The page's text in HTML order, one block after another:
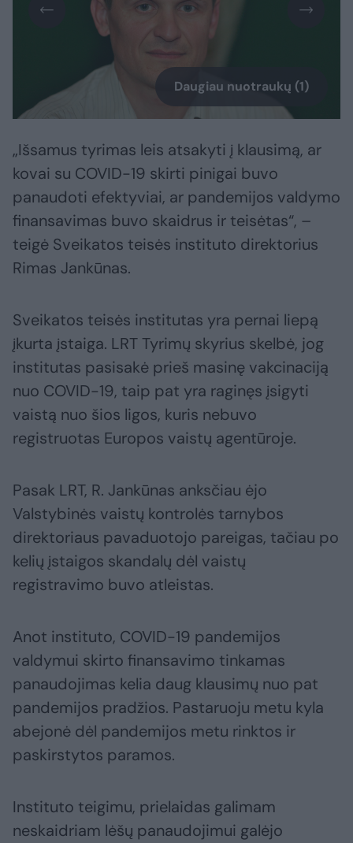
Daugiau nuotraukų (1)
„Išsamus tyrimas leis atsakyti į klausimą, ar
kovai su COVID-19 skirti pinigai buvo
panaudoti efektyviai, ar pandemijos valdymo
finansavimas buvo skaidrus ir teisėtas“, –
teigė Sveikatos teisės instituto direktorius
Rimas Jankūnas.
Sveikatos teisės institutas yra pernai liepą
įkurta įstaiga. LRT Tyrimų skyrius skelbė, jog
institutas pasisakė prieš masinę vakcinaciją
nuo COVID-19, taip pat yra raginęs įsigyti
vaistą nuo šios ligos, kuris nebuvo
registruotas Europos vaistų agentūroje.
Pasak LRT, R. Jankūnas anksčiau ėjo
Valstybinės vaistų kontrolės tarnybos
direktoriaus pavaduotojo pareigas, tačiau po
kelių įstaigos skandalų dėl vaistų
registravimo buvo atleistas.
Anot instituto, COVID-19 pandemijos
valdymui skirto finansavimo tinkamas
panaudojimas kelia daug klausimų nuo pat
pandemijos pradžios. Pastaruoju metu kyla
abejonė dėl pandemijos metu rinktos ir
paskirstytos paramos.
Instituto teigimu, prielaidas galimam
neskaidriam lėšų panaudojimui galėjo